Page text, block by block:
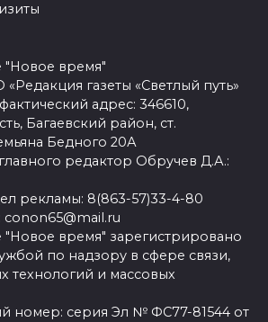
"Новое время"
газеты «Светлый путь»
адрес: 346610,
Багаевский район, ст.
Бедного 20А
редактор Обручев Д.А.:
рекламы: 8(863-57)33-4-80
"Новое время" зарегистрировано
по надзору в сфере связи,
технологий и массовых
номер: серия Эл № ФС77-81544 от